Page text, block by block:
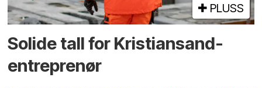
PLUSS
Solide tall for Kristiansand-
entreprenør